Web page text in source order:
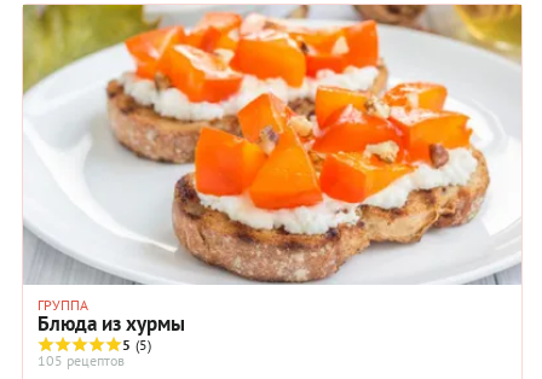
ГРУППА
Блюда из хурмы
5 (5)
105 рецептов